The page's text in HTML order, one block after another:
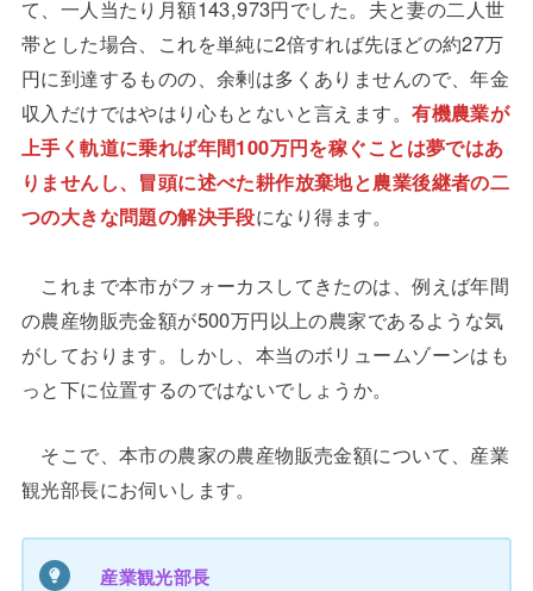
て、一人当たり月額143,973円でした。夫と妻の二人世
帯とした場合、これを単純に2倍すれば先ほどの約27万
円に到達するものの、余剰は多くありませんので、年金
収入だけではやはり心もとないと言えます。有機農業が
上手く軌道に乗れば年間100万円を稼ぐことは夢ではあ
りませんし、冒頭に述べた耕作放棄地と農業後継者の二
つの大きな問題の解決手段になり得ます。
これまで本市がフォーカスしてきたのは、例えば年間
の農産物販売金額が500万円以上の農家であるような気
がしております。しかし、本当のボリュームゾーンはも
っと下に位置するのではないでしょうか。
そこで、本市の農家の農産物販売金額について、産業
観光部長にお伺いします。
産業観光部長